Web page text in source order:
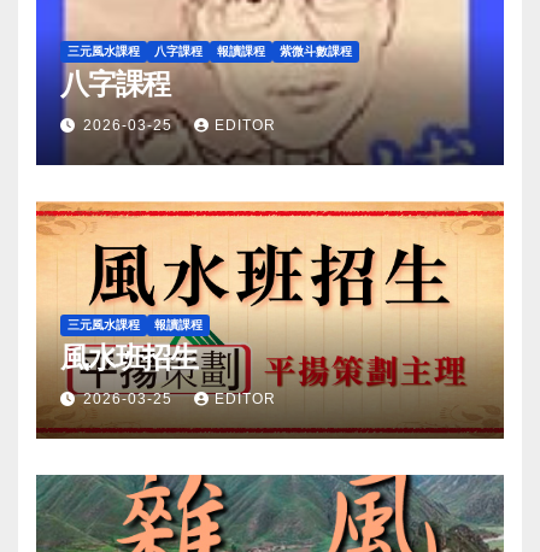
三元風水課程 八字課程 報讀課程 紫微斗數課程
八字課程
2026-03-25 EDITOR
三元風水課程 報讀課程
風水班招生
2026-03-25 EDITOR